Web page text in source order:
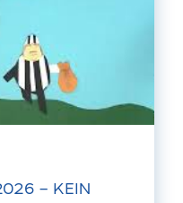
– KEIN